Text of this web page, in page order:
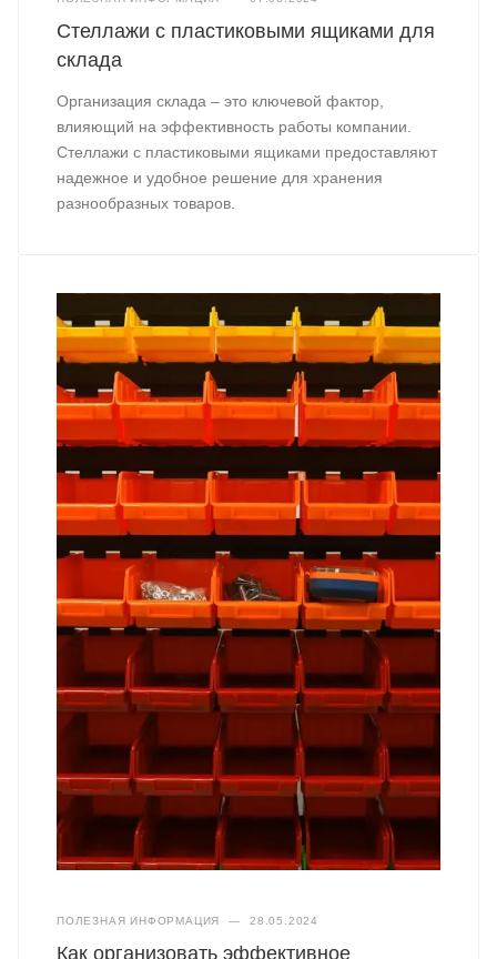
Стеллажи с пластиковыми ящиками для
склада
Организация склада – это ключевой фактор,
влияющий на эффективность работы компании.
Стеллажи с пластиковыми ящиками предоставляют
надежное и удобное решение для хранения
разнообразных товаров.
ПОЛЕЗНАЯ ИНФОРМАЦИЯ — 28.05.2024
Как организовать эффективное